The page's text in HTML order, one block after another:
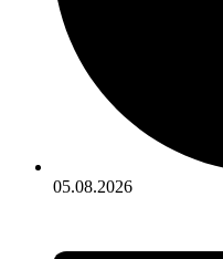
05.08.2026